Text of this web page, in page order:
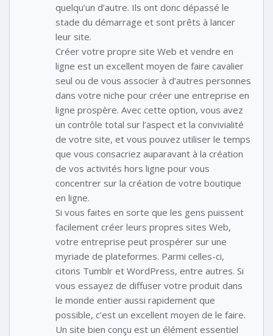
quelqu’un d’autre. Ils ont donc dépassé le
stade du démarrage et sont prêts à lancer
leur site.
Créer votre propre site Web et vendre en
ligne est un excellent moyen de faire cavalier
seul ou de vous associer à d’autres personnes
dans votre niche pour créer une entreprise en
ligne prospère. Avec cette option, vous avez
un contrôle total sur l’aspect et la convivialité
de votre site, et vous pouvez utiliser le temps
que vous consacriez auparavant à la création
de vos activités hors ligne pour vous
concentrer sur la création de votre boutique
en ligne.
Si vous faites en sorte que les gens puissent
facilement créer leurs propres sites Web,
votre entreprise peut prospérer sur une
myriade de plateformes. Parmi celles-ci,
citons Tumblr et WordPress, entre autres. Si
vous essayez de diffuser votre produit dans
le monde entier aussi rapidement que
possible, c’est un excellent moyen de le faire.
Un site bien conçu est un élément essentiel